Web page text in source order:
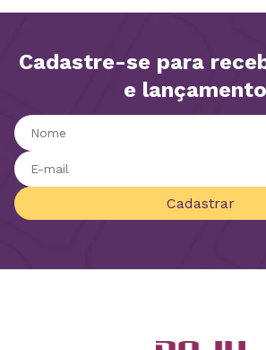
Cadastre-se para
e
Cadastrar